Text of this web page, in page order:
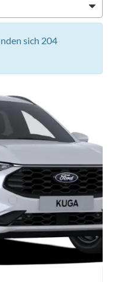
sich 204